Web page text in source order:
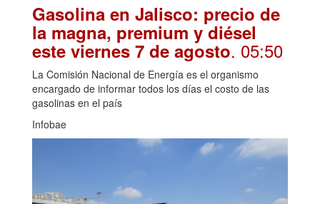
Gasolina en Jalisco: precio de
la magna, premium y diésel
este viernes 7 de agosto. 05:50
La Comisión Nacional de Energía es el organismo
encargado de informar todos los días el costo de las
gasolinas en el país
Infobae